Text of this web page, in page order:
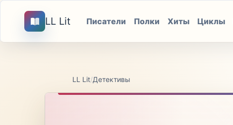
LL Lit Писатели Полки Хиты Циклы
LL Lit/Детективы